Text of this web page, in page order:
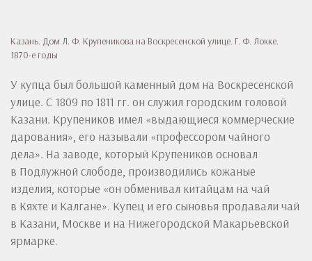
Казань. Дом Л. Ф. Крупеникова на Воскресенской улице. Г. Ф. Локке.
1870-е годы
У купца был большой каменный дом на Воскресенской
улице. С 1809 по 1811 гг. он служил городским головой
Казани. Крупеников имел «выдающиеся коммерческие
дарования», его называли «профессором чайного
дела». На заводе, который Крупеников основал
в Подлужной слободе, производились кожаные
изделия, которые «он обменивал китайцам на чай
в Кяхте и Калгане». Купец и его сыновья продавали чай
в Казани, Москве и на Нижегородской Макарьевской
ярмарке.